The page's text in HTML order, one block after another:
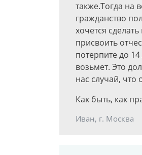
также.Тогда на
гражданство
хочется
присвоить
потерпите до
возьмет. Это
нас случай, что
Как быть, как
Иван, г. Москва